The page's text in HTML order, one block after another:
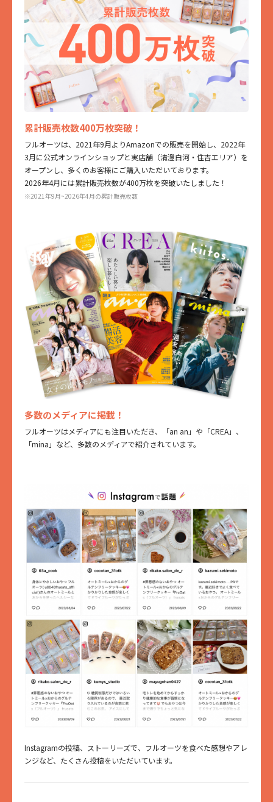
累計販売枚数400万枚突破！
フルオーツは、2021年9月よりAmazonでの販売を開始し、2022年
3月に公式オンラインショップと実店舗（清澄白河・住吉エリア）を
オープンし、多くのお客様にご購入いただいております。
2026年4月には累計販売枚数が400万枚を突破いたしました！
※2021年9月~2026年4月の累計販売枚数
多数のメディアに掲載！
フルオーツはメディアにも注目いただき、「an an」や「CREA」、
「mina」など、多数のメディアで紹介されています。
Instagramの投稿、ストーリーズで、フルオーツを食べた感想やアレ
ンジなど、たくさん投稿をいただいています。